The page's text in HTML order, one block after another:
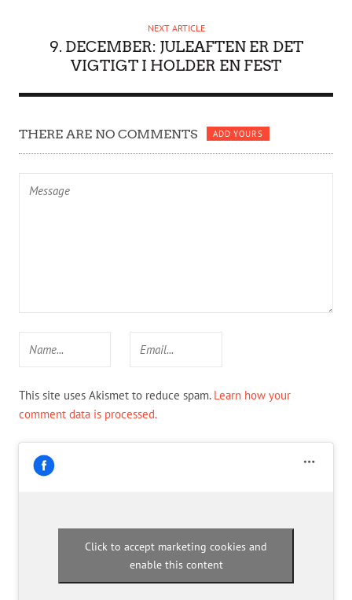
NEXT ARTICLE
9. DECEMBER: JULEAFTEN ER DET
VIGTIGT I HOLDER EN FEST
THERE ARE NO COMMENTS ADD YOURS
This site uses Akismet to reduce spam. Learn how your
comment data is processed.
Click to accept marketing cookies and
enable this content